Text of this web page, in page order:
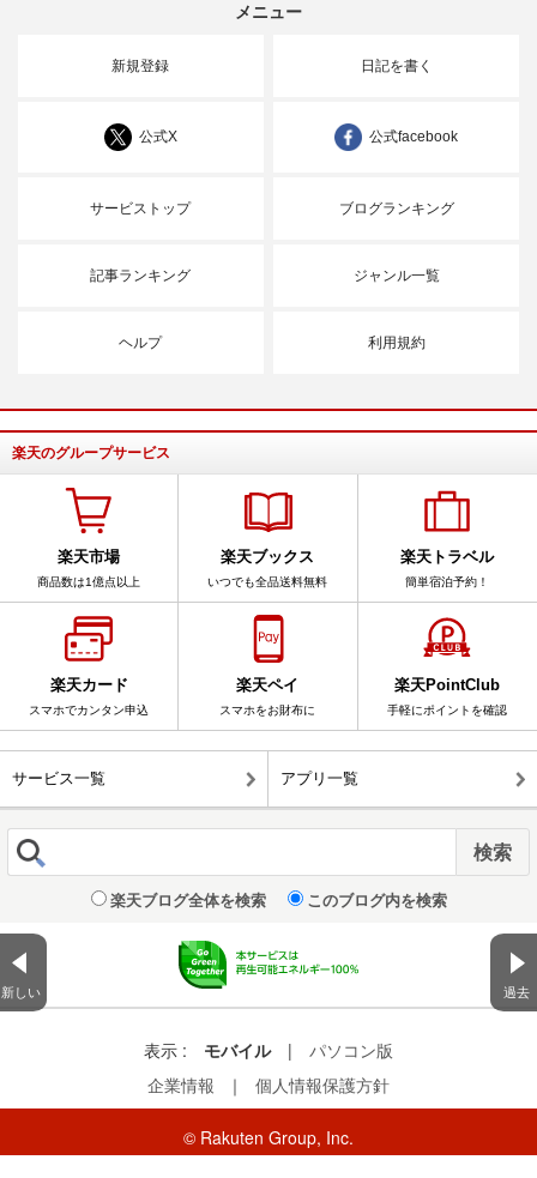
新しい 過去
メニュー
新規登録 日記を書く
公式X 公式facebook
サービストップ ブログランキング
記事ランキング ジャンル一覧
ヘルプ 利用規約
楽天のグループサービス
楽天市場
商品数は1億点以上
楽天ブックス
いつでも全品送料無料
楽天トラベル
簡単宿泊予約！
楽天カード
スマホでカンタン申込
楽天ペイ
スマホをお財布に
楽天PointClub
手軽にポイントを確認
サービス一覧 アプリ一覧
楽天ブログ全体を検索 このブログ内を検索
表示 : モバイル |
パソコン版
企業情報
｜ 個人情報保護方針
© Rakuten Group, Inc.